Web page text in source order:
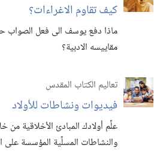
كيف تقاوم الاغراءات؟‏
ماذا دفع يوسف الى فعل الصواب
مقاييسه الادبية؟‏
تعاليم الكتاب المقدس
فيديوات ونشاطات للأولاد
علِّم أولادك المبادئ الأخلاقية من
والنشاطات المسلِّية المؤسسة على